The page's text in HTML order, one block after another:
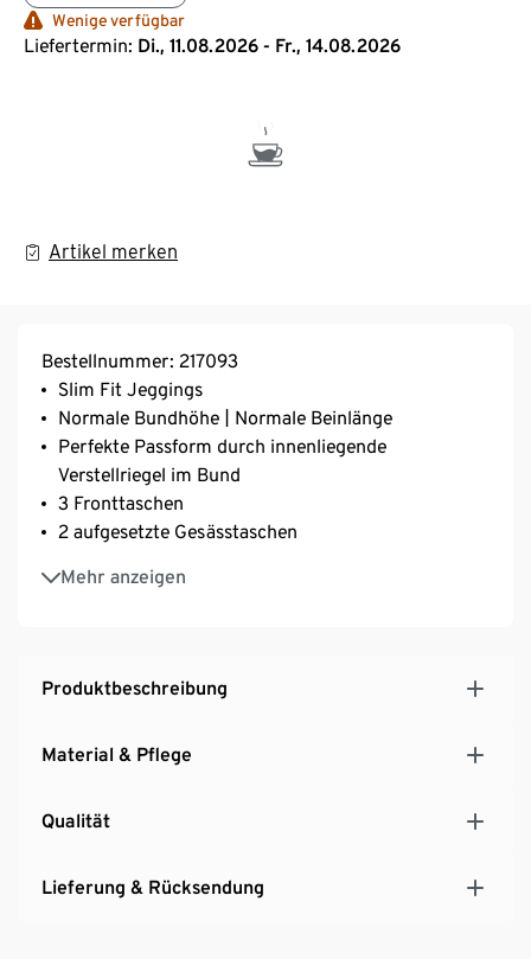
Wenige verfügbar
Liefertermin: Di., 11.08.2026 - Fr., 14.08.2026
Artikel merken
Bestellnummer: 217093
Slim Fit Jeggings
Normale Bundhöhe | Normale Beinlänge
Perfekte Passform durch innenliegende
Verstellriegel im Bund
3 Fronttaschen
2 aufgesetzte Gesässtaschen
Mehr anzeigen
Mit Nieten-Details
Produktbeschreibung
Material & Pflege
Qualität
Lieferung & Rücksendung